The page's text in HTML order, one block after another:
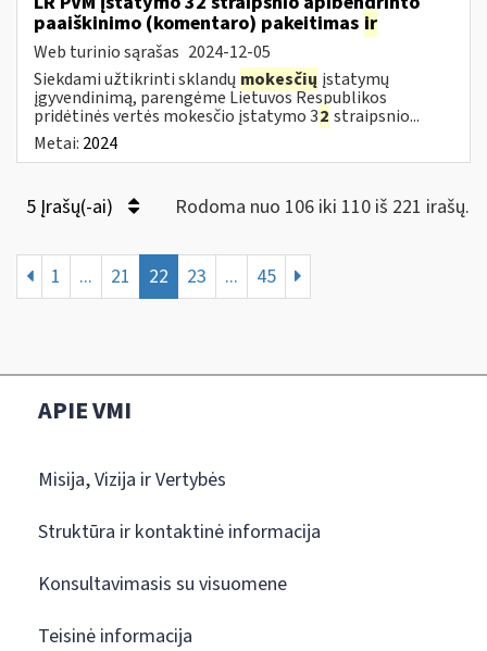
paaiškinimo (komentaro) pakeitimas ir
Web turinio sąrašas 2024-12-05
Siekdami užtikrinti sklandų mokesčių įstatymų
įgyvendinimą, parengėme Lietuvos Respublikos
pridėtinės vertės mokesčio įstatymo 32 straipsnio...
Metai: 2024
5 Įrašų(-ai) Rodoma nuo 106 iki 110 iš 221 irašų.
1 ... 21 22 23 ... 45
APIE VMI
Misija, Vizija ir Vertybės
Struktūra ir kontaktinė informacija
Konsultavimasis su visuomene
Teisinė informacija